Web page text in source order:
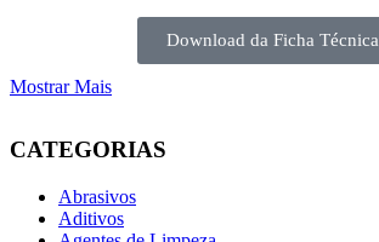
Download da Ficha Técnica
Mostrar Mais
CATEGORIAS
Abrasivos
Aditivos